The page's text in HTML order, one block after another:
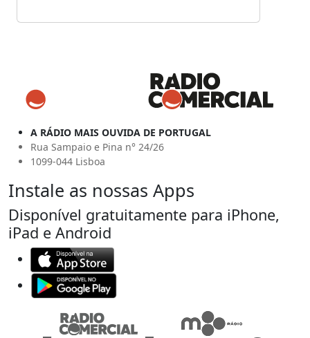
A RÁDIO MAIS OUVIDA DE PORTUGAL
Rua Sampaio e Pina n° 24/26
1099-044 Lisboa
Instale as nossas Apps
Disponível gratuitamente para iPhone,
iPad e Android